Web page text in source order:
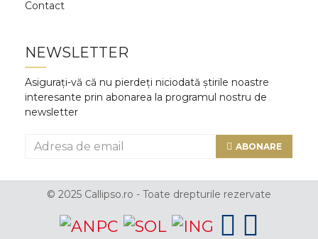
Contact
NEWSLETTER
Asigurați-vă că nu pierdeți niciodată știrile noastre
interesante prin abonarea la programul nostru de
newsletter
ABONARE
© 2025 Callipso.ro - Toate drepturile rezervate